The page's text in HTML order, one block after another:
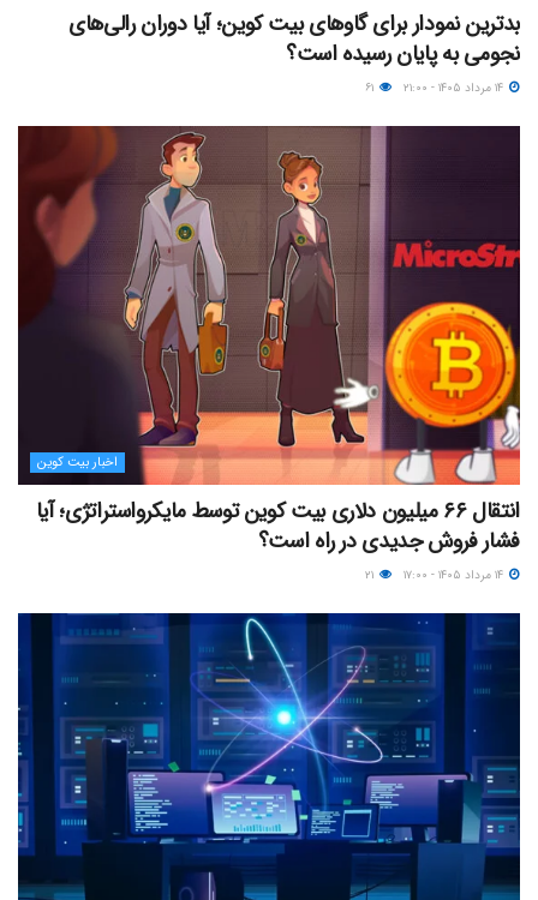
بدترین نمودار برای گاوهای بیت کوین؛ آیا دوران رالی‌های
نجومی به پایان رسیده است؟
اخبار بیت کوین
انتقال ۶۶ میلیون دلاری بیت کوین توسط مایکرواستراتژی؛ آیا
فشار فروش جدیدی در راه است؟